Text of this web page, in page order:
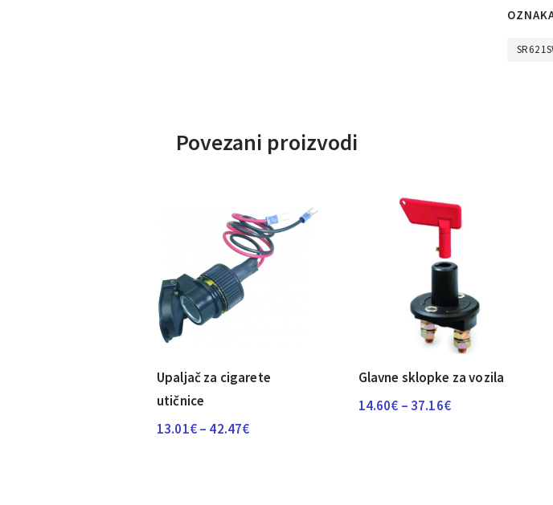
Povezani proizvodi
Upaljač za cigarete
utičnice
13.01€– 42.47€Raspon
Glavne sklopke za vozila
14.60€ – 37.16€Raspon